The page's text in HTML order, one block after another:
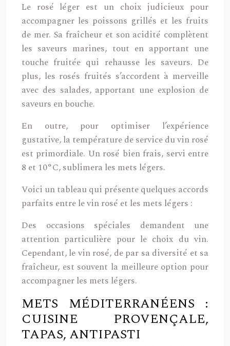
Le rosé léger est un choix judicieux pour
accompagner les poissons grillés et les fruits
de mer. Sa fraîcheur et son acidité complètent
les saveurs marines, tout en apportant une
touche fruitée qui rehausse les saveurs. De
plus, les rosés fruités s’accordent à merveille
avec des salades, apportant une explosion de
saveurs en bouche.
En outre, pour optimiser l’expérience
gustative, la température de service du vin rosé
est primordiale. Un rosé bien frais, servi entre
8 et 10°C, sublimera les mets légers.
Voici un tableau qui présente quelques accords
parfaits entre le vin rosé et les mets légers :
Des occasions spéciales demandent une
attention particulière pour le choix du vin.
Cependant, le vin rosé, de par sa diversité et sa
fraîcheur, est souvent la meilleure option pour
accompagner les mets légers.
METS MÉDITERRANÉENS :
CUISINE PROVENÇALE,
TAPAS, ANTIPASTI